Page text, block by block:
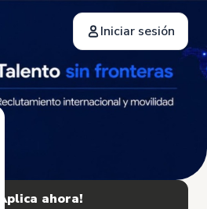
Iniciar sesión
ahora!